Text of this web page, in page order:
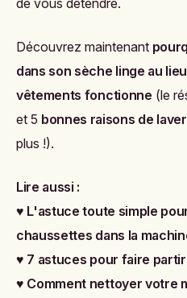
Découvrez maintenant
dans son sèche linge au
vêtements fonctionne (le
et 5 bonnes raisons de
plus !).
Lire aussi :
♥ L'astuce toute simple
chaussettes dans la
♥ 7 astuces pour faire
♥ Comment nettoyer votre